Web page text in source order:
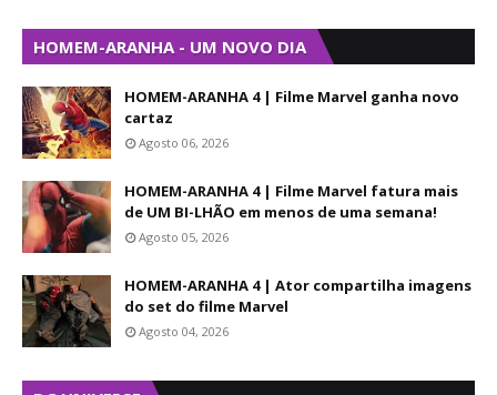
HOMEM-ARANHA - UM NOVO DIA
HOMEM-ARANHA 4 | Filme Marvel ganha novo
cartaz
Agosto 06, 2026
HOMEM-ARANHA 4 | Filme Marvel fatura mais
de UM BI-LHÃO em menos de uma semana!
Agosto 05, 2026
HOMEM-ARANHA 4 | Ator compartilha imagens
do set do filme Marvel
Agosto 04, 2026